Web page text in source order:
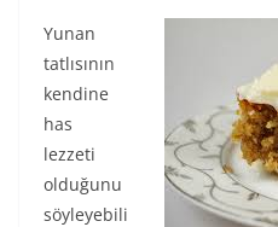
Yunan
tatlısının
kendine
has
lezzeti
olduğunu
söyleyebili